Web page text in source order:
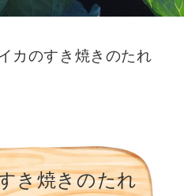
カのすき焼きのたれ
き焼きのたれ